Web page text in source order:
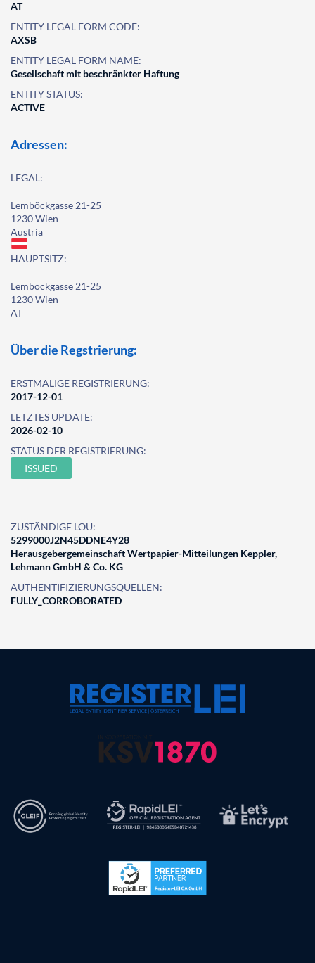
AT
ENTITY LEGAL FORM CODE:
AXSB
ENTITY LEGAL FORM NAME:
Gesellschaft mit beschränkter Haftung
ENTITY STATUS:
ACTIVE
Adressen:
LEGAL:
Lemböckgasse 21-25
1230 Wien
Austria
HAUPTSITZ:
Lemböckgasse 21-25
1230 Wien
AT
Über die Regstrierung:
ERSTMALIGE REGISTRIERUNG:
2017-12-01
LETZTES UPDATE:
2026-02-10
STATUS DER REGISTRIERUNG:
ISSUED
ZUSTÄNDIGE LOU:
5299000J2N45DDNE4Y28
Herausgebergemeinschaft Wertpapier-Mitteilungen Keppler,
Lehmann GmbH & Co. KG
AUTHENTIFIZIERUNGSQUELLEN:
FULLY_CORROBORATED